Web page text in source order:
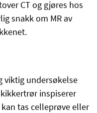
CT og gjøres hos
snakk om MR av
viktig undersøkelse
inspiserer
tas celleprøve eller